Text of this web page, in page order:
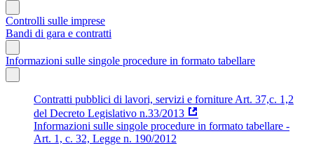
Controlli sulle imprese
Bandi di gara e contratti
Informazioni sulle singole procedure in formato tabellare
Contratti pubblici di lavori, servizi e forniture Art. 37,c. 1,2
del Decreto Legislativo n.33/2013
Informazioni sulle singole procedure in formato tabellare -
Art. 1, c. 32, Legge n. 190/2012